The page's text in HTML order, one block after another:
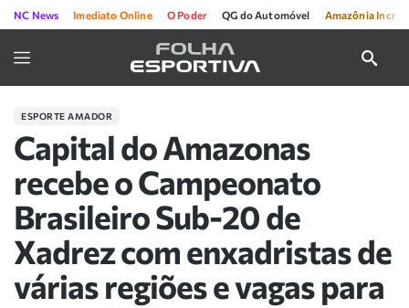
NC News Imediato Online O Poder QG do Automóvel Amazônia
ESPORTE AMADOR
Capital do Amazonas
recebe o Campeonato
Brasileiro Sub-20 de
Xadrez com enxadristas de
várias regiões e vagas para